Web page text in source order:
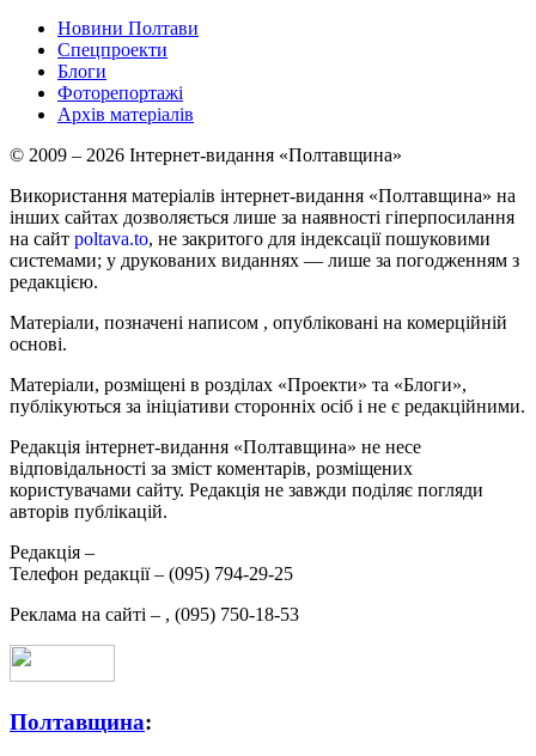
Новини Полтави
Спецпроекти
Блоги
Фоторепортажі
Архів матеріалів
© 2009 – 2026 Інтернет-видання «Полтавщина»
Використання матеріалів інтернет-видання «Полтавщина» на
інших сайтах дозволяється лише за наявності гіперпосилання
на сайт poltava.to, не закритого для індексації пошуковими
системами; у друкованих виданнях — лише за погодженням з
редакцією.
Матеріали, позначені написом , опубліковані на комерційній
основі.
Матеріали, розміщені в розділах «Проекти» та «Блоги»,
публікуються за ініціативи сторонніх осіб і не є редакційними.
Редакція інтернет-видання «Полтавщина» не несе
відповідальності за зміст коментарів, розміщених
користувачами сайту. Редакція не завжди поділяє погляди
авторів публікацій.
Редакція –
Телефон редакції – (095) 794-29-25
Реклама на сайті – , (095) 750-18-53
Полтавщина: